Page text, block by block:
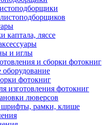
каптала, ляссе
и иглы
и сборки фотокниг
фотокниг
изготовления фотокниг
люверсов
шрифты, рамки, клише